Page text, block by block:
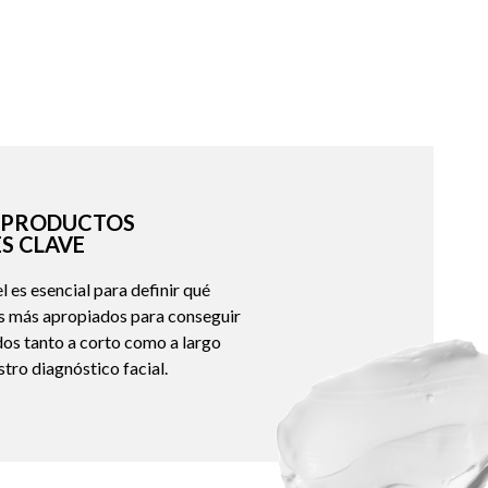
CLAVE
es esencial para definir qué
más apropiados para conseguir
tanto a corto como a largo
diagnóstico facial.